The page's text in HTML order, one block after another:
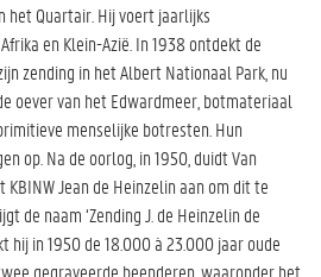
het Quartair. Hij voert jaarlijks
en Klein-Azië. In 1938 ontdekt de
zending in het Albert Nationaal Park, nu
oever van het Edwardmeer, botmateriaal
menselijke botresten. Hun
op. Na de oorlog, in 1950, duidt Van
Jean de Heinzelin aan om dit te
de naam ‘Zending J. de Heinzelin de
hij in 1950 de 18.000 à 23.000 jaar oude
gegraveerde beenderen, waaronder het